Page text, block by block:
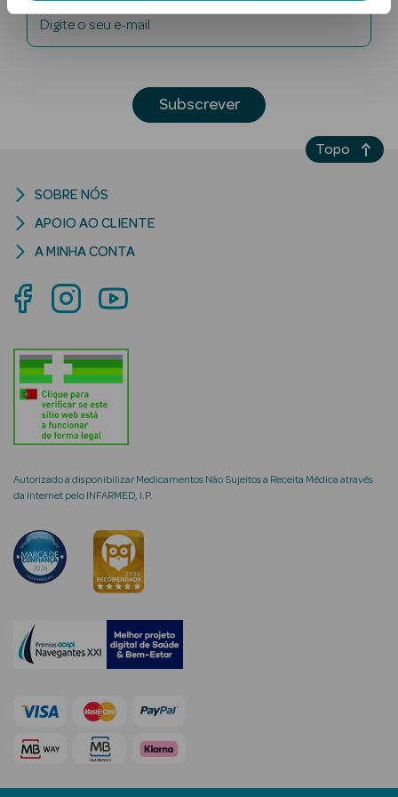
Solares
Corpo
Lábios
Solares Bebé e
Criança
Rosto e
Ver Tudo
Cosmética
Hidratantes
Creme de Olhos
Digite o seu e-mail
Subscrever
Autorizado a disponibilizar Medicamentos Não Sujeitos a Receita Médica através
da Internet pelo INFARMED, I.P.
SOBRE NÓS
APOIO AO CLIENTE
A MINHA CONTA
Topo